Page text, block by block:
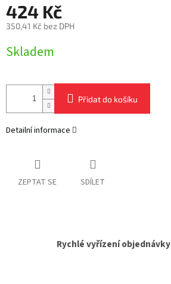
424 Kč
350,41 Kč bez DPH
cena:
Skladem
Přidat do košíku
Detailní informace
ZEPTAT SE SDÍLET
Rychlé vyřízení objednávky